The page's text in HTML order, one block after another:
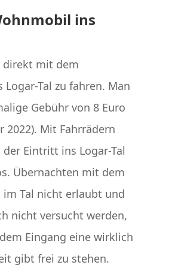
ins
direkt mit dem
Tal zu fahren. Man
Gebühr von 8 Euro
2022). Mit Fahrrädern
Eintritt ins Logar-Tal
Übernachten mit dem
Tal nicht erlaubt und
nicht versucht werden,
Eingang eine wirklich
gibt frei zu stehen.